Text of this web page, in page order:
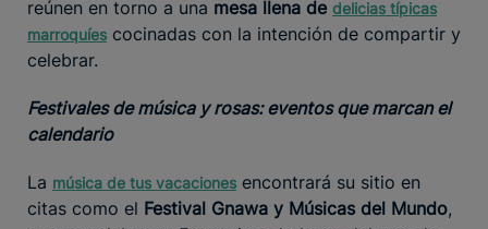
reúnen en torno a una mesa llena de delicias típicas
marroquíes cocinadas con la intención de compartir y
celebrar.
Festivales de música y rosas: eventos que marcan el
calendario
La música de tus vacaciones encontrará su sitio en
citas como el Festival Gnawa y Músicas del Mundo,